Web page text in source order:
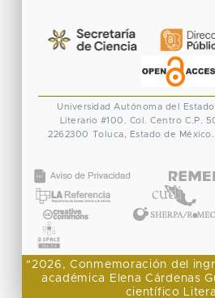
Universidad Autónoma del
Literario #100. Col. Centro C.P.
2262300 Toluca, Estado de México.
"2026, Conmemoración del
académica Elena Cárdenas
científico